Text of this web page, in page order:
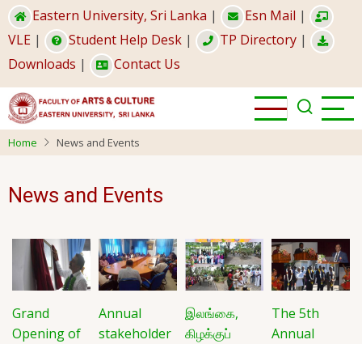
Skip
to
main
content
Eastern University, Sri Lanka | Esn Mail |
VLE | Student Help Desk | TP Directory |
Downloads | Contact Us
Home News and Events
News and Events
Grand
Opening of
Annual
stakeholder
இலங்கை,
கிழக்குப்
The 5th
Annual